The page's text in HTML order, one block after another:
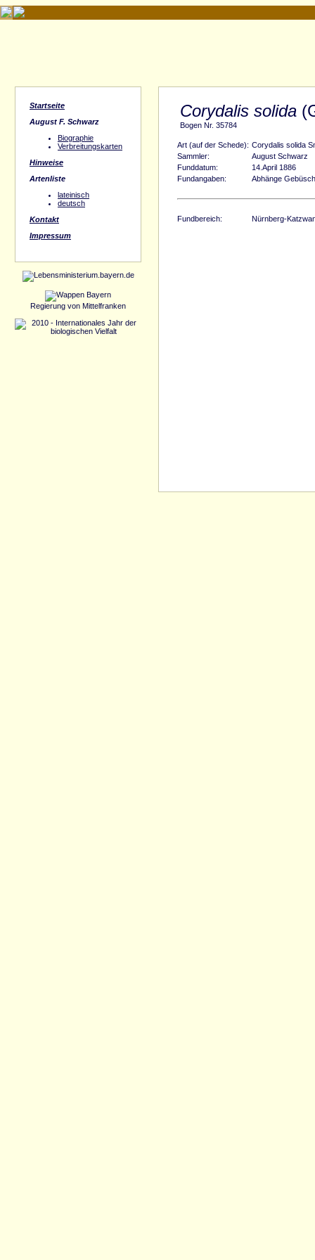
Startseite
August F. Schwarz
Biographie
Verbreitungskarten
Hinweise
Artenliste
lateinisch
deutsch
Kontakt
Impressum
Regierung von Mittelfranken
Corydalis solida
Bogen Nr. 35784
Art (auf der Schede): Corydalis solida
Sammler:
August Schwarz
Funddatum:
14.April 1886
Fundangaben:
Abhänge
Fundbereich: Nürnberg-